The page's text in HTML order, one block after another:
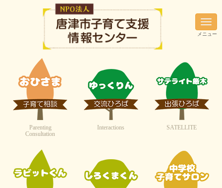
N
a
v
i
o
メニュー
Parenting
Consultation
Interactions SATELLITE